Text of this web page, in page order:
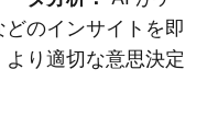
のインサイトを即
り適切な意思決定